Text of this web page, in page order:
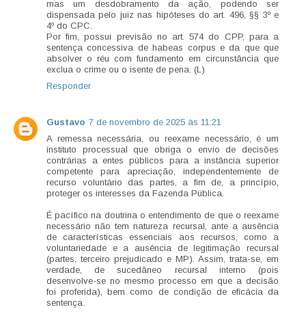
mas um desdobramento da ação, podendo ser
dispensada pelo juiz nas hipóteses do art. 496, §§ 3º e
4º do CPC.
Por fim, possui previsão no art. 574 do CPP, para a
sentença concessiva de habeas corpus e da que que
absolver o réu com fundamento em circunstância que
exclua o crime ou o isente de pena. (L)
Responder
Gustavo 7 de novembro de 2025 às 11:21
A remessa necessária, ou reexame necessário, é um
instituto processual que obriga o envio de decisões
contrárias a entes públicos para a instância superior
competente para apreciação, independentemente de
recurso voluntário das partes, a fim de, a princípio,
proteger os interesses da Fazenda Pública.
É pacífico na doutrina o entendimento de que o reexame
necessário não tem natureza recursal, ante a ausência
de características essenciais aos recursos, como a
voluntariedade e a ausência de legitimação recursal
(partes, terceiro prejudicado e MP). Assim, trata-se, em
verdade, de sucedâneo recursal interno (pois
desenvolve-se no mesmo processo em que a decisão
foi proferida), bem como de condição de eficácia da
sentença.